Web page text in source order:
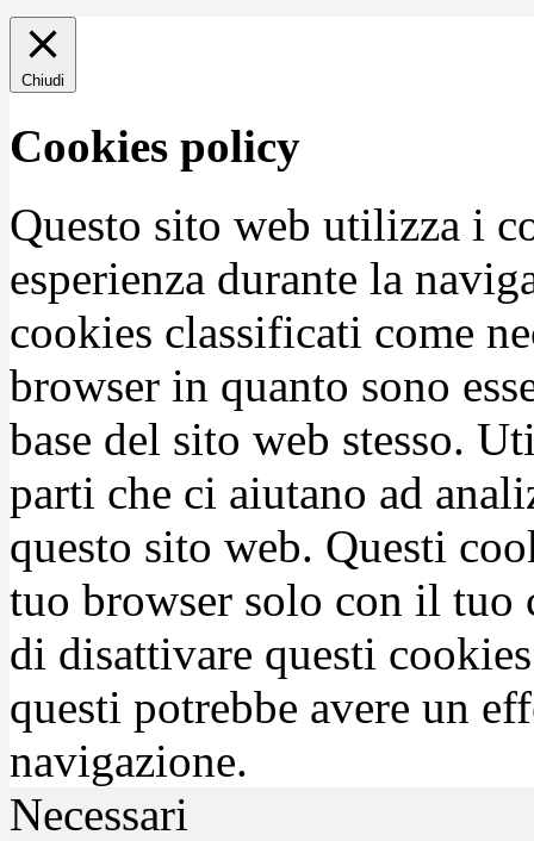
Chiudi
Cookies policy
Questo sito web utilizza i
esperienza durante la
cookies classificati come
browser in quanto sono
base del sito web stesso.
parti che ci aiutano ad
questo sito web. Questi
tuo browser solo con il tuo
di disattivare questi
questi potrebbe avere un
navigazione.
Necessari